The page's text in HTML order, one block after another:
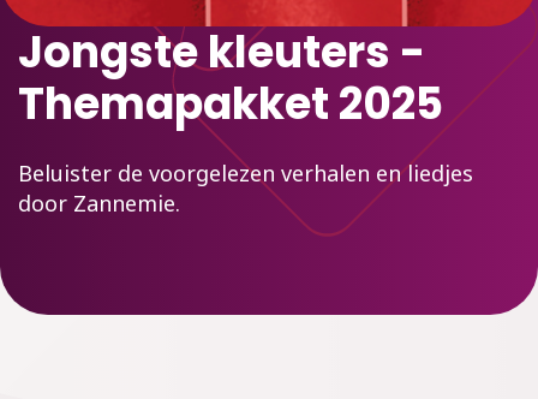
Jongste kleuters -
Themapakket 2025
Beluister de voorgelezen verhalen en liedjes
door Zannemie.